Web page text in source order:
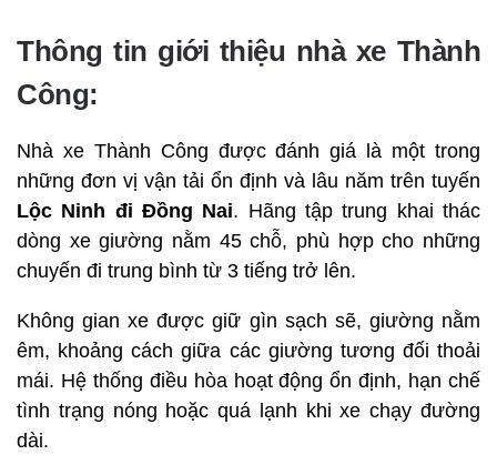
Thông tin giới thiệu nhà xe Thành
Công:
Nhà xe Thành Công được đánh giá là một trong
những đơn vị vận tải ổn định và lâu năm trên tuyến
Lộc Ninh đi Đồng Nai. Hãng tập trung khai thác
dòng xe giường nằm 45 chỗ, phù hợp cho những
chuyến đi trung bình từ 3 tiếng trở lên.
Không gian xe được giữ gìn sạch sẽ, giường nằm
êm, khoảng cách giữa các giường tương đối thoải
mái. Hệ thống điều hòa hoạt động ổn định, hạn chế
tình trạng nóng hoặc quá lạnh khi xe chạy đường
dài.